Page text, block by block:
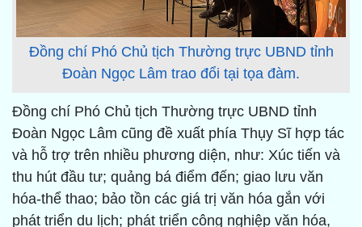
Đồng chí Phó Chủ tịch Thường trực UBND tỉnh
Đoàn Ngọc Lâm trao đổi tại tọa đàm.
Đồng chí Phó Chủ tịch Thường trực UBND tỉnh
Đoàn Ngọc Lâm cũng đề xuất phía Thụy Sĩ hợp tác
và hỗ trợ trên nhiều phương diện, như: Xúc tiến và
thu hút đầu tư; quảng bá điểm đến; giao lưu văn
hóa-thể thao; bảo tồn các giá trị văn hóa gắn với
phát triển du lịch; phát triển công nghiệp văn hóa,